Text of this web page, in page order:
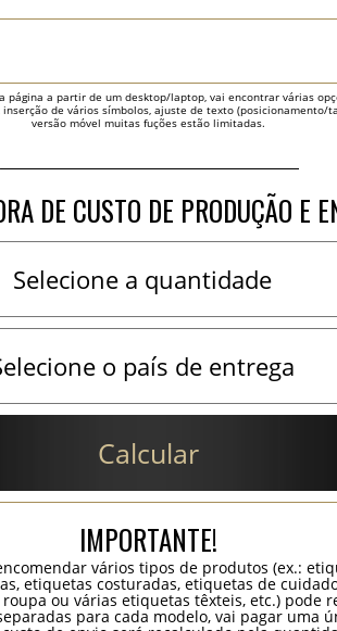
página a partir de um desktop/laptop, vai encontrar várias
de vários símbolos, ajuste de texto (posicionamento/
versão móvel muitas fuções estão limitadas.
DE CUSTO DE PRODUÇÃO E
Calcular
IMPORTANTE!
vários tipos de produtos (ex.:
etiquetas costuradas, etiquetas de
roupa ou várias etiquetas têxteis, etc.) pode
para cada modelo, vai pagar uma